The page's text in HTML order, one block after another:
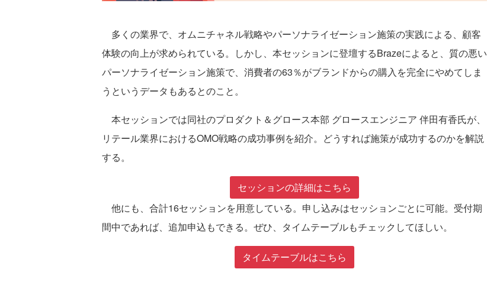
多くの業界で、オムニチャネル戦略やパーソナライゼーション施策の実践による、顧客
体験の向上が求められている。しかし、本セッションに登壇するBrazeによると、質の悪い
パーソナライゼーション施策で、消費者の63％がブランドからの購入を完全にやめてしま
うというデータもあるとのこと。
本セッションでは同社のプロダクト＆グロース本部 グロースエンジニア 伴田有香氏が、
リテール業界におけるOMO戦略の成功事例を紹介。どうすれば施策が成功するのかを解説
する。
セッションの詳細はこちら
他にも、合計16セッションを用意している。申し込みはセッションごとに可能。受付期
間中であれば、追加申込もできる。ぜひ、タイムテーブルもチェックしてほしい。
タイムテーブルはこちら